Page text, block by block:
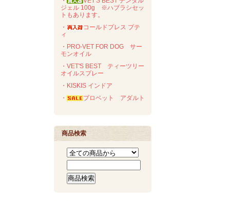
ジェル 100g ※ハブラシセッ
トもあります。
・
コールドプレス プテ
ィ
・PRO-VET FOR DOG サー
モンオイル
・VET'S BEST ティーツリー
オイルスプレー
・KISKIS インドア
・
プロベット アダルト
商品検索